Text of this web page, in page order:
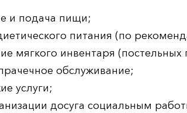
и подача пищи;
питания (по
мягкого инвентаря
обслуживание;
услуги;
досуга социальным